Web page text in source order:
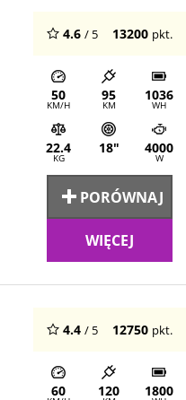
4.6 / 5 13200 pkt.
50
KM/H
95
KM
1036
WH
22.4
KG
18" 4000
W
PORÓWNAJ
WIĘCEJ
4.4 / 5 12750 pkt.
60 120 1800